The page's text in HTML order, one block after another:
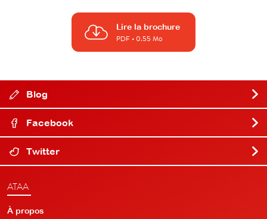
Lire la brochure
PDF• 0.55 Mo
Blog
Facebook
Twitter
ATAA
À propos